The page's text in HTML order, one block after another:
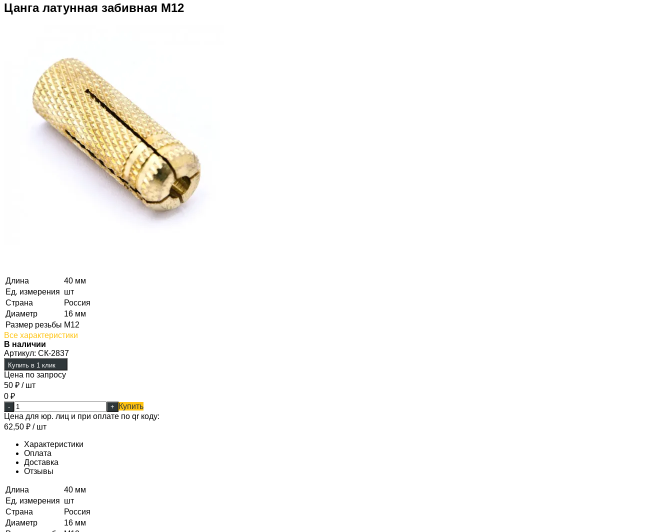
Цанга латунная забивная М12
Длина
40 мм
Ед. измерения шт
Страна
Россия
Диаметр
16 мм
Размер резьбы М12
Все характеристики
В наличии
Артикул: СК-2837
Купить в 1 клик
Цена по запросу
50 ₽ / шт
0 ₽
- +
Купить
Цена для юр. лиц и при оплате по qr коду:
62,50 ₽ / шт
Характеристики
Оплата
Доставка
Отзывы
Длина
40 мм
Ед. измерения шт
Страна
Россия
Диаметр
16 мм